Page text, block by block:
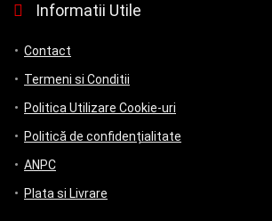
Informatii Utile
Contact
Termeni si Conditii
Politica Utilizare Cookie-uri
Politică de confidențialitate
ANPC
Plata si Livrare